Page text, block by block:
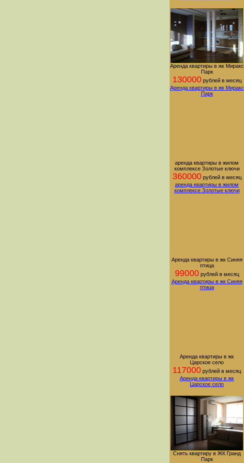
Аренда квартиры в жк Миракс
Парк
130000рублей в месяц
Аренда квартиры в жк Миракс
Парк
аренда квартиры в жилом
комплексе Золотые ключи
360000рублей в месяц
аренда квартиры в жилом
комплексе Золотые ключи
Аренда квартиры в жк Синяя
птица
99000рублей в месяц
Аренда квартиры в жк Синяя
птица
Аренда квартиры в жк
Царское село
117000 рублей в месяц
Аренда квартиры в жк
Царское село
Снять квартиру в ЖК Гранд
Парк